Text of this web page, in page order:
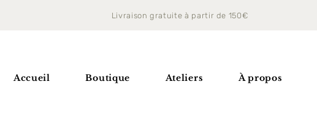
Livraison gratuite à partir de 150€
Accueil Boutique Ateliers À propos